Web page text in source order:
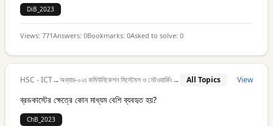
DiB_2023
Views: 771Answers: 0Bookmarks: 0Asked to solve: 0
HSC - ICT→অধ্যায়-০২ঃ কমিউনিকেশন সিস্টেমস ও নেটওয়ার্কিং→ All Topics View
ব্রডকাস্টের ক্ষেত্রে কোন মাধ্যম বেশি ব্যবহৃত হয়?
ChB_2023